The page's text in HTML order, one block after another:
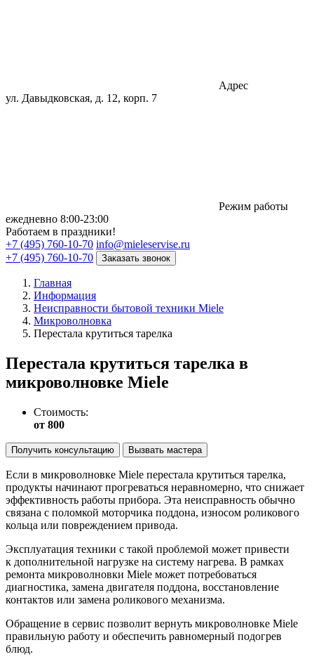
Адрес
ул. Давыдковская, д. 12, корп. 7
Режим работы
eжедневно 8:00-23:00
Работаем в праздники!
+7 (495) 760-10-70 info@mieleservise.ru
+7 (495) 760-10-70
Заказать звонок
Главная
Информация
Неисправности бытовой техники Miele
Микроволновка
Перестала крутиться тарелка
Перестала крутиться тарелка в
микроволновке Miele
Стоимость:
от 800
Получить консультацию Вызвать мастера
Если в микроволновке Miele перестала крутиться тарелка,
продукты начинают прогреваться неравномерно, что снижает
эффективность работы прибора. Эта неисправность обычно
связана с поломкой моторчика поддона, износом роликового
кольца или повреждением привода.
Эксплуатация техники с такой проблемой может привести
к дополнительной нагрузке на систему нагрева. В рамках
ремонта микроволновки Miele может потребоваться
диагностика, замена двигателя поддона, восстановление
контактов или замена роликового механизма.
Обращение в сервис позволит вернуть микроволновке Miele
правильную работу и обеспечить равномерный подогрев
блюд.